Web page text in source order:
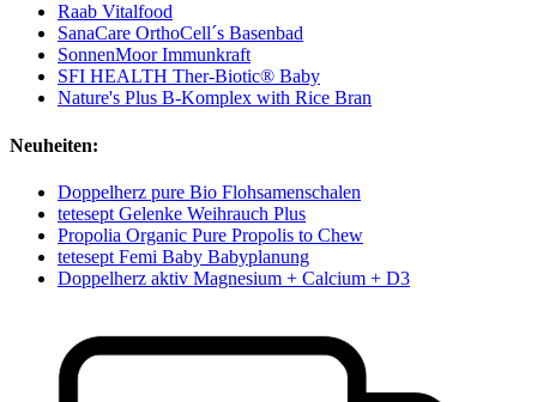
Raab Vitalfood
SanaCare OrthoCell´s Basenbad
SonnenMoor Immunkraft
SFI HEALTH Ther-Biotic® Baby
Nature's Plus B-Komplex with Rice Bran
Neuheiten:
Doppelherz pure Bio Flohsamenschalen
tetesept Gelenke Weihrauch Plus
Propolia Organic Pure Propolis to Chew
tetesept Femi Baby Babyplanung
Doppelherz aktiv Magnesium + Calcium + D3